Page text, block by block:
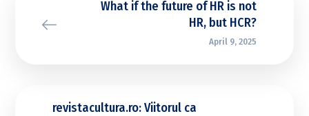
What if the future of HR is not
HR, but HCR?
April 9, 2025
revistacultura.ro: Viitorul ca